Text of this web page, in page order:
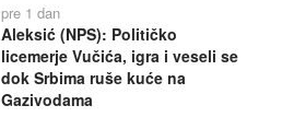
pre 1 dan
Aleksić (NPS): Političko
licemerje Vučića, igra i veseli se
dok Srbima ruše kuće na
Gazivodama